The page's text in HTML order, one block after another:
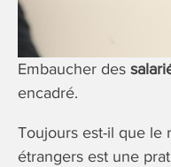
Embaucher des
encadré.
Toujours est-il que le
étrangers est une